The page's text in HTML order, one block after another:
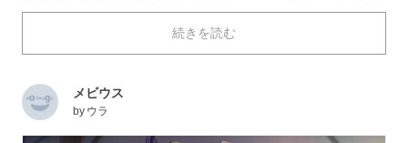
います。
今回は、そんな「ペディキュア」を描いたイラストを特
集しました。ぜひご覧ください。
続きを読む
メビウス
by ウラ